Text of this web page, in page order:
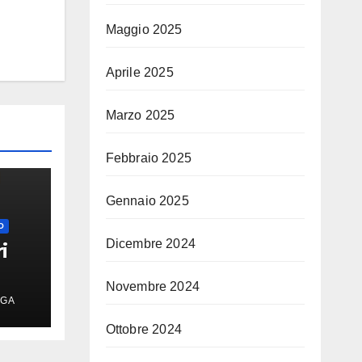
Maggio 2025
Aprile 2025
Marzo 2025
Febbraio 2025
Gennaio 2025
Dicembre 2024
Novembre 2024
Ottobre 2024